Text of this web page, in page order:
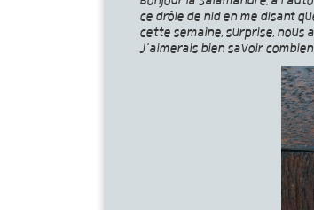
ce drôle de nid en me disant
cette semaine, surprise, nous
J’aimerais bien savoir